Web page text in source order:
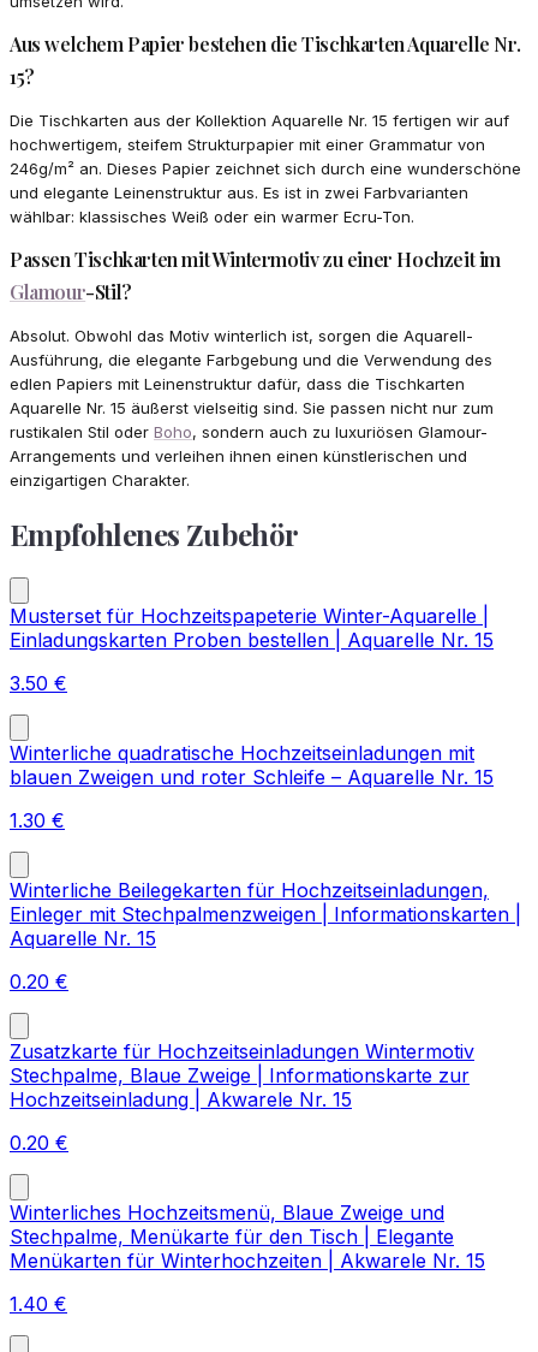
Aus welchem Papier bestehen die Tischkarten Aquarelle Nr.
15?
Die Tischkarten aus der Kollektion Aquarelle Nr. 15 fertigen wir auf
hochwertigem, steifem Strukturpapier mit einer Grammatur von
246g/m² an. Dieses Papier zeichnet sich durch eine wunderschöne
und elegante Leinenstruktur aus. Es ist in zwei Farbvarianten
wählbar: klassisches Weiß oder ein warmer Ecru-Ton.
Passen Tischkarten mit Wintermotiv zu einer Hochzeit im
Glamour-Stil?
Absolut. Obwohl das Motiv winterlich ist, sorgen die Aquarell-
Ausführung, die elegante Farbgebung und die Verwendung des
edlen Papiers mit Leinenstruktur dafür, dass die Tischkarten
Aquarelle Nr. 15 äußerst vielseitig sind. Sie passen nicht nur zum
rustikalen Stil oder Boho, sondern auch zu luxuriösen Glamour-
Arrangements und verleihen ihnen einen künstlerischen und
einzigartigen Charakter.
Empfohlenes Zubehör
Musterset für Hochzeitspapeterie Winter-Aquarelle |
Einladungskarten Proben bestellen | Aquarelle Nr. 15
3.50 €
Winterliche quadratische Hochzeitseinladungen mit
blauen Zweigen und roter Schleife – Aquarelle Nr. 15
1.30 €
Winterliche Beilegekarten für Hochzeitseinladungen,
Einleger mit Stechpalmenzweigen | Informationskarten |
Aquarelle Nr. 15
0.20 €
Zusatzkarte für Hochzeitseinladungen Wintermotiv
Stechpalme, Blaue Zweige | Informationskarte zur
Hochzeitseinladung | Akwarele Nr. 15
0.20 €
Winterliches Hochzeitsmenü, Blaue Zweige und
Stechpalme, Menükarte für den Tisch | Elegante
Menükarten für Winterhochzeiten | Akwarele Nr. 15
1.40 €